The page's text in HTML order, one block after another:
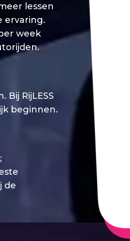
lessen
ervaring.
week
RijLESS
beginnen.
de